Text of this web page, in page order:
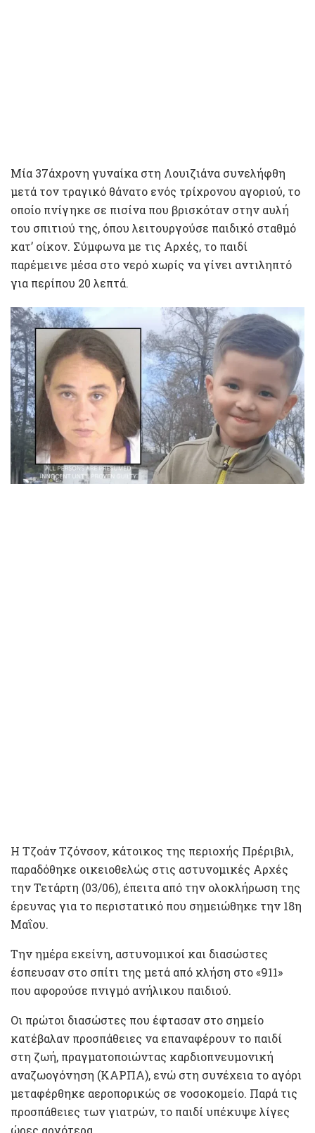
Μία 37άχρονη γυναίκα στη Λουιζιάνα συνελήφθη
μετά τον τραγικό θάνατο ενός τρίχρονου αγοριού, το
οποίο πνίγηκε σε πισίνα που βρισκόταν στην αυλή
του σπιτιού της, όπου λειτουργούσε παιδικό σταθμό
κατ’ οίκον. Σύμφωνα με τις Αρχές, το παιδί
παρέμεινε μέσα στο νερό χωρίς να γίνει αντιληπτό
για περίπου 20 λεπτά.
Η Τζοάν Τζόνσον, κάτοικος της περιοχής Πρέριβιλ,
παραδόθηκε οικειοθελώς στις αστυνομικές Αρχές
την Τετάρτη (03/06), έπειτα από την ολοκλήρωση της
έρευνας για το περιστατικό που σημειώθηκε την 18η
Μαΐου.
Την ημέρα εκείνη, αστυνομικοί και διασώστες
έσπευσαν στο σπίτι της μετά από κλήση στο «911»
που αφορούσε πνιγμό ανήλικου παιδιού.
Οι πρώτοι διασώστες που έφτασαν στο σημείο
κατέβαλαν προσπάθειες να επαναφέρουν το παιδί
στη ζωή, πραγματοποιώντας καρδιοπνευμονική
αναζωογόνηση (ΚΑΡΠΑ), ενώ στη συνέχεια το αγόρι
μεταφέρθηκε αεροπορικώς σε νοσοκομείο. Παρά τις
προσπάθειες των γιατρών, το παιδί υπέκυψε λίγες
ώρες αργότερα.